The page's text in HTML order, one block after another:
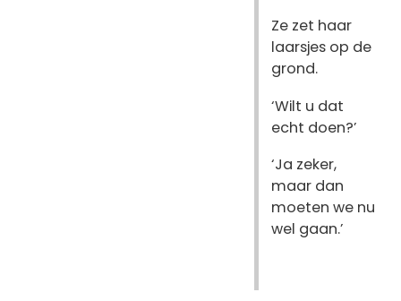
Ze zet haar
laarsjes op de
grond.
‘Wilt u dat
echt doen?’
‘Ja zeker,
maar dan
moeten we nu
wel gaan.’